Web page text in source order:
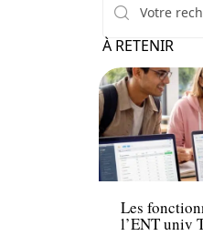
À RETENIR
Actu
Les
l’ENT univ